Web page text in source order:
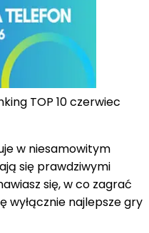
TOP 10 czerwiec
w niesamowitym
się prawdziwymi
się, w co zagrać
wyłącznie najlepsze gry